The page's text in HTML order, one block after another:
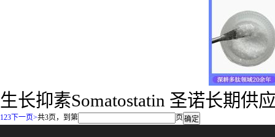
生长抑素Somatostatin 圣诺长期供
123 下一页>共3页，到第 页